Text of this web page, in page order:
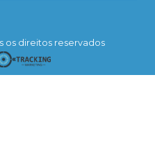
os direitos reservados